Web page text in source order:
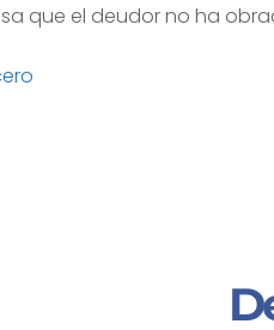
que el deudor no ha